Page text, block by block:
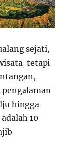
sejati,
tetapi
hingga
10